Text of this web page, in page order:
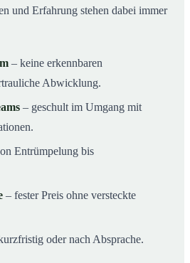
und Erfahrung stehen dabei immer
– keine erkennbaren
Abwicklung.
– geschult im Umgang mit
Entrümpelung bis
– fester Preis ohne versteckte
oder nach Absprache.